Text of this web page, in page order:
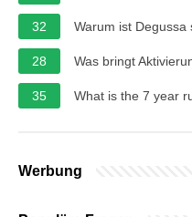
32 Warum ist Degussa
28 Was bringt
35 What is the 7 year
Werbung